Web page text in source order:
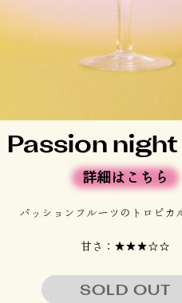
Passion
詳細はこちら
パッションフルーツのトロピカ
甘さ：★★★☆☆
SOLD OUT